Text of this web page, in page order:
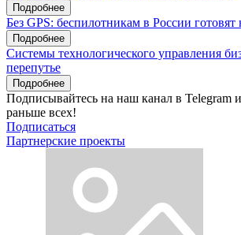
Подробнее
Без GPS: беспилотникам в России
Подробнее
Системы технологического управления
перепутье
Подробнее
Подписывайтесь на наш канал в Telegram
раньше всех!
Подписаться
Партнерские проекты